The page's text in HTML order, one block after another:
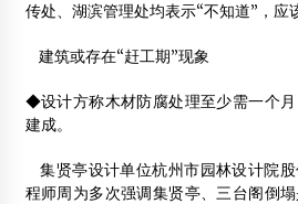
重庆明年将试点建筑产业化
2012年6月30日
2014年4月8日
传处、湖滨管理处均表示“不知道”，应
建筑或存在“赶工期”现象
◆设计方称木材防腐处理至少需一个
建成。
集贤亭设计单位杭州市园林设计院
程师周为多次强调集贤亭、三台阁倒